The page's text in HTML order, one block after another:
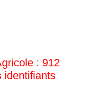
: 912
identifiants